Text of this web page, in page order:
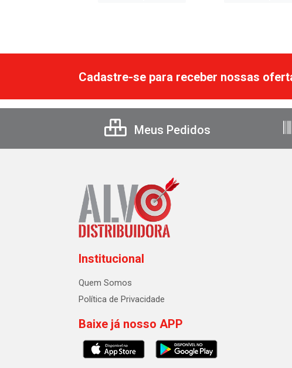
Cadastre-se para receber nossas
Meus Pedidos
Institucional
Quem Somos
Política de Privacidade
Baixe já nosso APP